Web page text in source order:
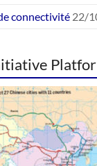
connectivité 22/